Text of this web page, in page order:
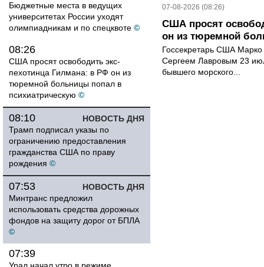
Бюджетные места в ведущих
университетах России уходят
олимпиадникам и по спецквоте ©
08:26
США просят освободить экс-
пехотинца Гилмана: в РФ он из
тюремной больницы попал в
психиатрическую ©
НОВОСТЬ ДНЯ
08:10
Трамп подписал указы по
ограничению предоставления
гражданства США по праву
рождения ©
НОВОСТЬ ДНЯ
07:53
Минтранс предложил
использовать средства дорожных
фондов на защиту дорог от БПЛА
©
07:39
07-08-2026 (08:26)
США просят
он из тюремной
Госсекретарь США
Сергеем Лавровым 23
бывшего морского...